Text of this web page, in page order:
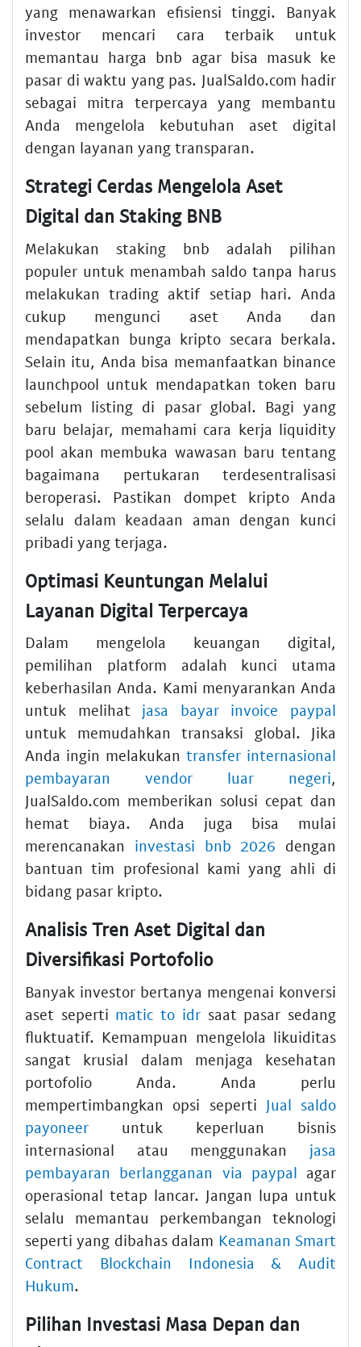
yang menawarkan efisiensi tinggi. Banyak
investor mencari cara terbaik untuk
memantau harga bnb agar bisa masuk ke
pasar di waktu yang pas. JualSaldo.com hadir
sebagai mitra terpercaya yang membantu
Anda mengelola kebutuhan aset digital
dengan layanan yang transparan.
Strategi Cerdas Mengelola Aset
Digital dan Staking BNB
Melakukan staking bnb adalah pilihan
populer untuk menambah saldo tanpa harus
melakukan trading aktif setiap hari. Anda
cukup mengunci aset Anda dan
mendapatkan bunga kripto secara berkala.
Selain itu, Anda bisa memanfaatkan binance
launchpool untuk mendapatkan token baru
sebelum listing di pasar global. Bagi yang
baru belajar, memahami cara kerja liquidity
pool akan membuka wawasan baru tentang
bagaimana pertukaran terdesentralisasi
beroperasi. Pastikan dompet kripto Anda
selalu dalam keadaan aman dengan kunci
pribadi yang terjaga.
Optimasi Keuntungan Melalui
Layanan Digital Terpercaya
Dalam mengelola keuangan digital,
pemilihan platform adalah kunci utama
keberhasilan Anda. Kami menyarankan Anda
untuk melihat jasa bayar invoice paypal
untuk memudahkan transaksi global. Jika
Anda ingin melakukan transfer internasional
pembayaran vendor luar negeri,
JualSaldo.com memberikan solusi cepat dan
hemat biaya. Anda juga bisa mulai
merencanakan investasi bnb 2026 dengan
bantuan tim profesional kami yang ahli di
bidang pasar kripto.
Analisis Tren Aset Digital dan
Diversifikasi Portofolio
Banyak investor bertanya mengenai konversi
aset seperti matic to idrsaat pasar sedang
fluktuatif. Kemampuan mengelola likuiditas
sangat krusial dalam menjaga kesehatan
portofolio Anda. Anda perlu
mempertimbangkan opsi seperti Jual saldo
payoneer untuk keperluan bisnis
internasional atau menggunakan jasa
pembayaran berlangganan via paypal agar
operasional tetap lancar. Jangan lupa untuk
selalu memantau perkembangan teknologi
seperti yang dibahas dalam Keamanan Smart
Contract Blockchain Indonesia & Audit
Hukum.
Pilihan Investasi Masa Depan dan